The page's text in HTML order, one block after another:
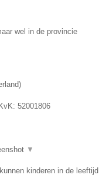
wel in de provincie
)
KvK: 52001806
▼
kinderen in de leeftijd